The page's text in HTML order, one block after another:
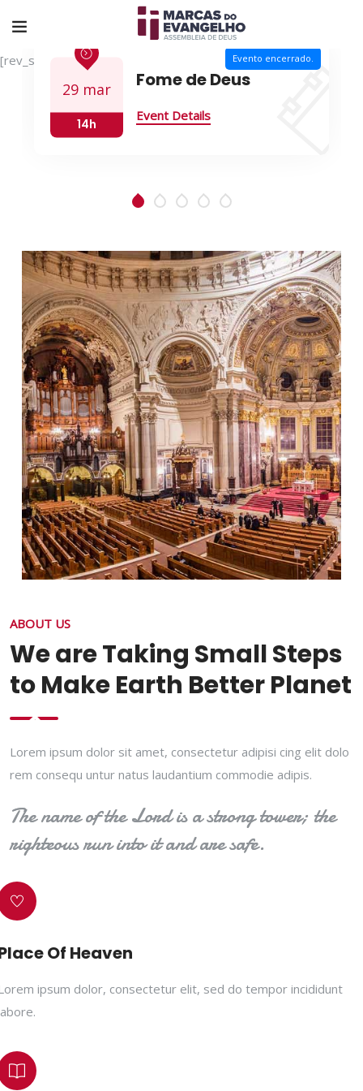
[rev_slider alias="zegen-home-1"][/rev_slider]Evento encerrado.
29 mar
14h
Fome de Deus
Event Details
ABOUT US
We are Taking Small Steps
to Make Earth Better Planet
Lorem ipsum dolor sit amet, consectetur adipisi cing elit dolo
rem consequ untur natus laudantium commodie adipis.
The name of the Lord is a strong tower; the
righteous run into it and are safe.
Of Heaven
ipsum dolor, consectetur elit, sed do tempor incididunt